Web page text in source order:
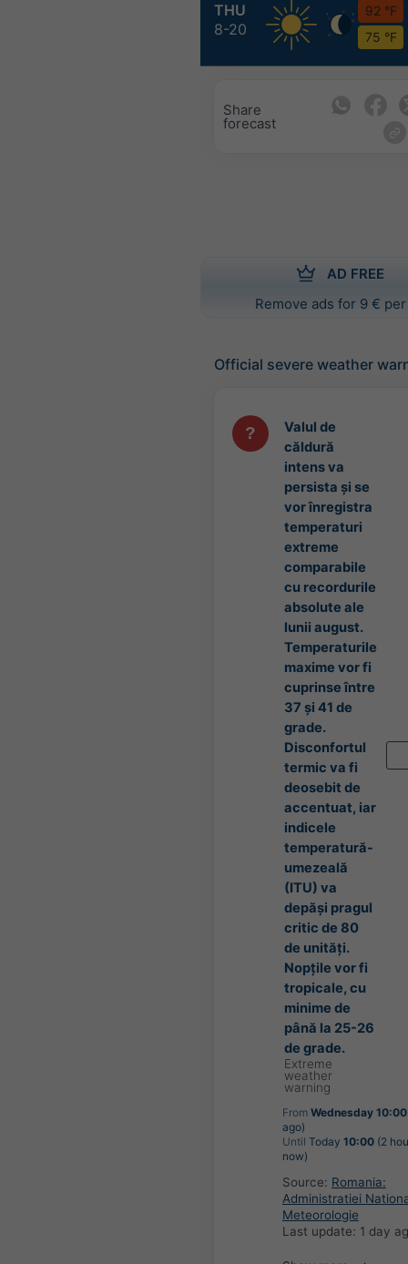
THU
8-20
92 °F
75 °F
Share
forecast
AD FREE
Remove ads for 9 €
Official severe weather
Valul de
căldură
intens va
persista și se
vor înregistra
temperaturi
extreme
comparabile
cu recordurile
absolute ale
lunii august.
Temperaturile
maxime vor fi
cuprinse între
37 și 41 de
grade.
Disconfortul
termic va fi
deosebit de
accentuat, iar
indicele
temperatură-
umezeală
(ITU) va
depăși pragul
critic de 80
de unități.
Nopțile vor fi
tropicale, cu
minime de
până la 25-26
de grade.
Extreme
weather
warning
From Wednesday 10:00
ago)
Until Today 10:00 (2
now)
Source: Romania:
Administratiei
Meteorologie
Last update: 1 day